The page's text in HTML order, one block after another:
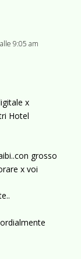
9:05 am
x
Hotel
grosso
x voi